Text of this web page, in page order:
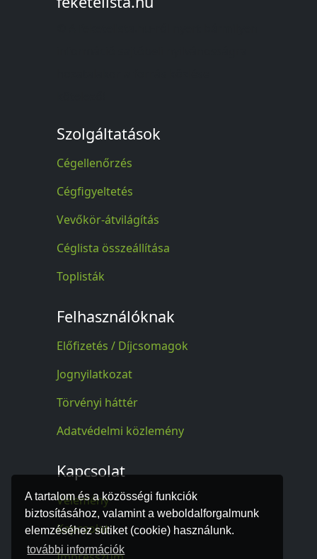
A tartalom és a közösségi funkciók
biztosításához, valamint a weboldalforgalmunk
elemzéséhez sütiket (cookie) használunk.
további információk
Szolgáltatások
Cégellenőrzés
Cégfigyeltetés
Vevőkör-átvilágítás
Céglista összeállítása
Toplisták
Felhasználóknak
Előfizetés / Díjcsomagok
Jognyilatkozat
Törvényi háttér
Adatvédelmi közlemény
Kapcsolat
Vélemény
Kapcsolat